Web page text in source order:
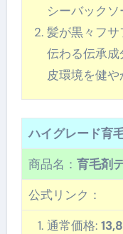
シーバック
髪が黒々フ
伝わる伝承
皮環境を健
ハイグレード育
商品名： 育毛剤
公式リンク：
通常価格: